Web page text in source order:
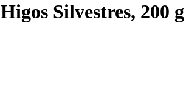
Higos Silvestres, 200 g